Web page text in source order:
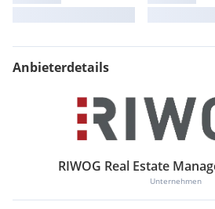
Anbieterdetails
RIWOG Real Estate
Unternehmen